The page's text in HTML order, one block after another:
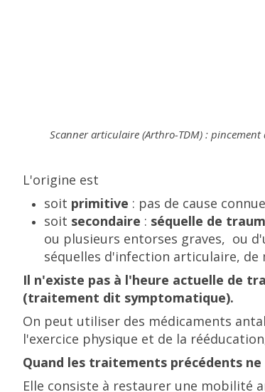
Scanner articulaire (Arthro-TDM) :
L'origine est
soit primitive : pas de cause
soit secondaire : séquelle de
ou plusieurs entorses graves, ou
séquelles d'infection articulaire,
Il n'existe pas à l'heure actuelle de
(traitement dit symptomatique).
On peut utiliser des médicaments
l'exercice physique et de la
Quand les traitements précédents
Elle consiste à restaurer une mobilité